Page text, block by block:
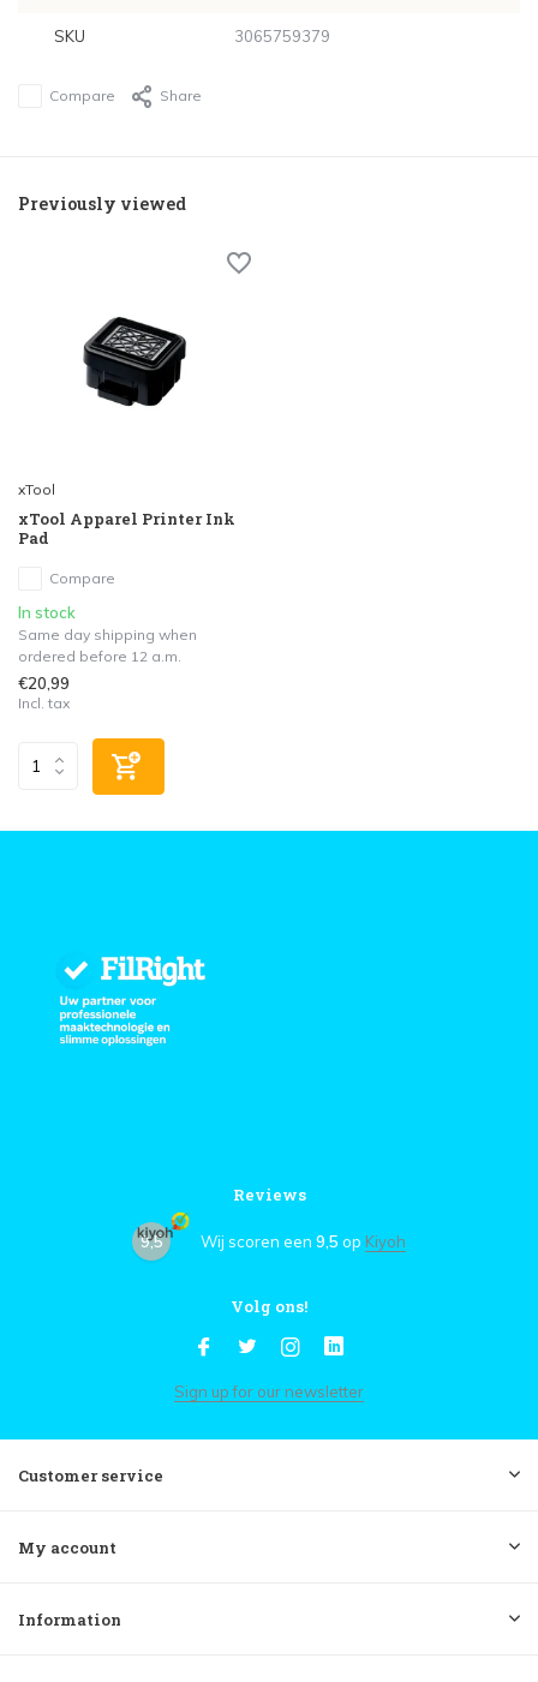
SKU 3065759379
Compare Share
Previously viewed
xTool
xTool Apparel Printer Ink
Pad
Compare
In stock
Same day shipping when
ordered before 12 a.m.
€20,99
Incl. tax
Reviews
9,5 Wij scoren een 9,5 op Kiyoh
Volg ons!
Sign up for our newsletter
Customer service
My account
Information